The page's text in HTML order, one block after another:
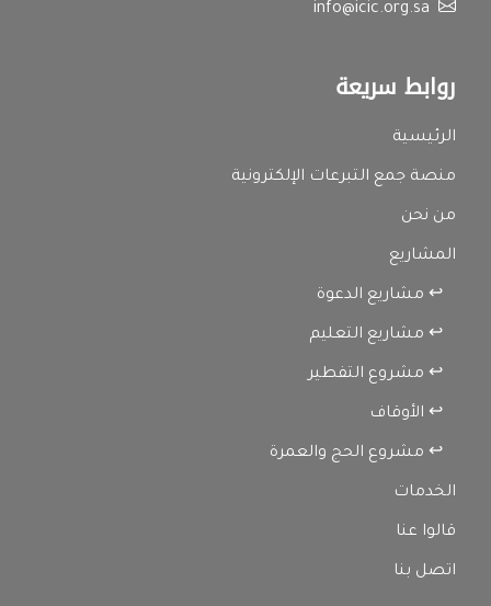
info@icic.org.sa
روابط سريعة
الرئيسية
منصة جمع التبرعات الإلكترونية
من نحن
المشاريع
↩ مشاريع الدعوة
↩ مشاريع التعليم
↩ مشروع التفطير
↩ الأوقاف
↩ مشروع الحج والعمرة
الخدمات
قالوا عنا
اتصل بنا